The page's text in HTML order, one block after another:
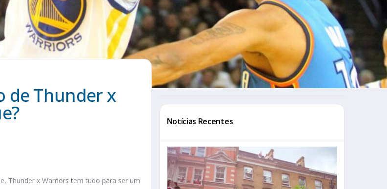
de Thunder x
Thunder x Warriors tem tudo para ser um
Notícias Recentes